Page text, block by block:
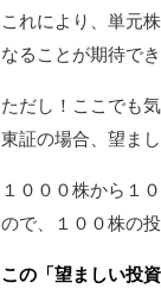
これにより、単元
なることが期待でき
ただし！ここでも
東証の場合、望ま
１０００株から１
ので、１００株の
この「望ましい投